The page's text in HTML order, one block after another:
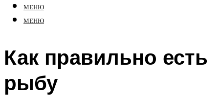
МЕНЮ
МЕНЮ
Как правильно есть
рыбу